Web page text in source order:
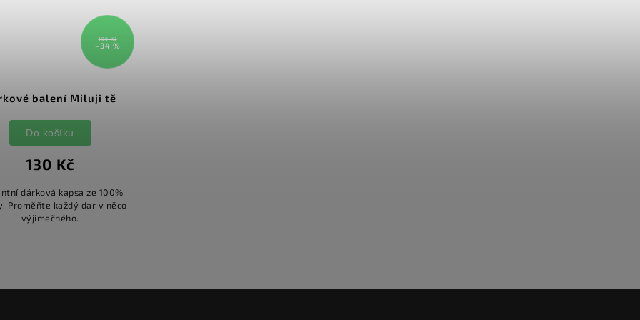
199 Kč
–34 %
balení Miluji tě
130 Kč
Do košíku
dárková kapsa ze 100%
Proměňte každý dar v něco
výjimečného.